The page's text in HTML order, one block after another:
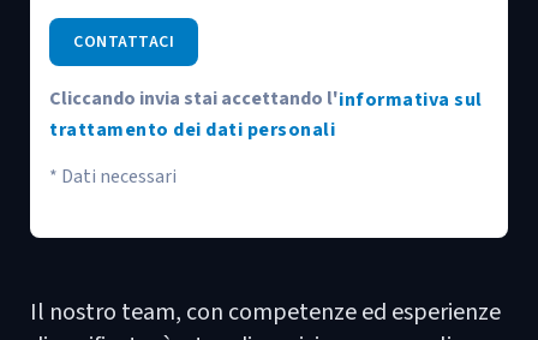
Il nostro team, con competenze ed esperienze
CONTATTACI
Cliccando invia stai accettando l'informativa sul
trattamento dei dati personali
* Dati necessari